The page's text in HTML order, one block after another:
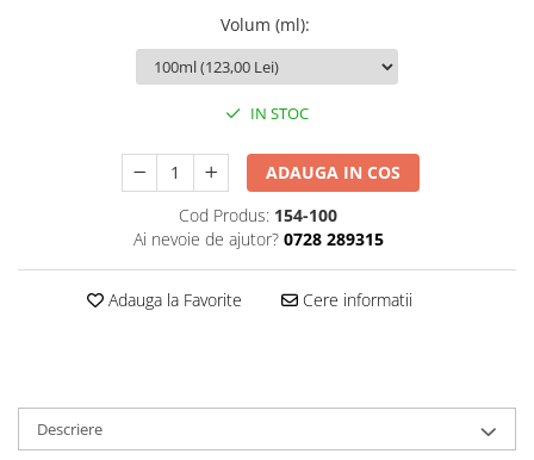
Volum (ml):
IN STOC
ADAUGA IN COS
Cod Produs: 154-100
Ai nevoie de ajutor? 0728 289315
Adauga la Favorite Cere informatii
Descriere